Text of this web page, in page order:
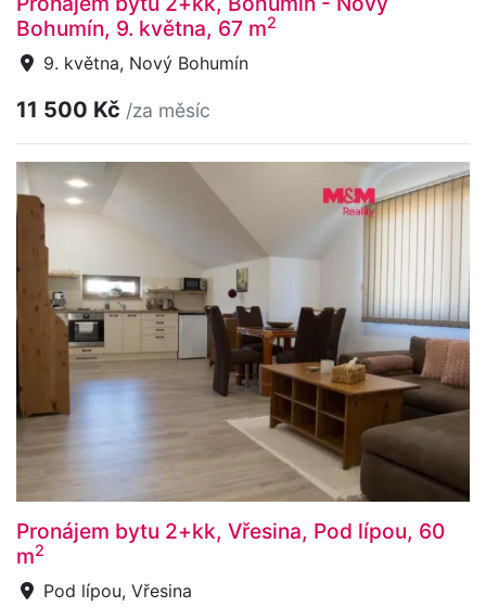
Bohumín, 9. května, 67 m2
9. května, Nový Bohumín
11 500 Kč /za měsíc
Pronájem bytu 2+kk, Vřesina, Pod lípou, 60
m2
Pod lípou, Vřesina